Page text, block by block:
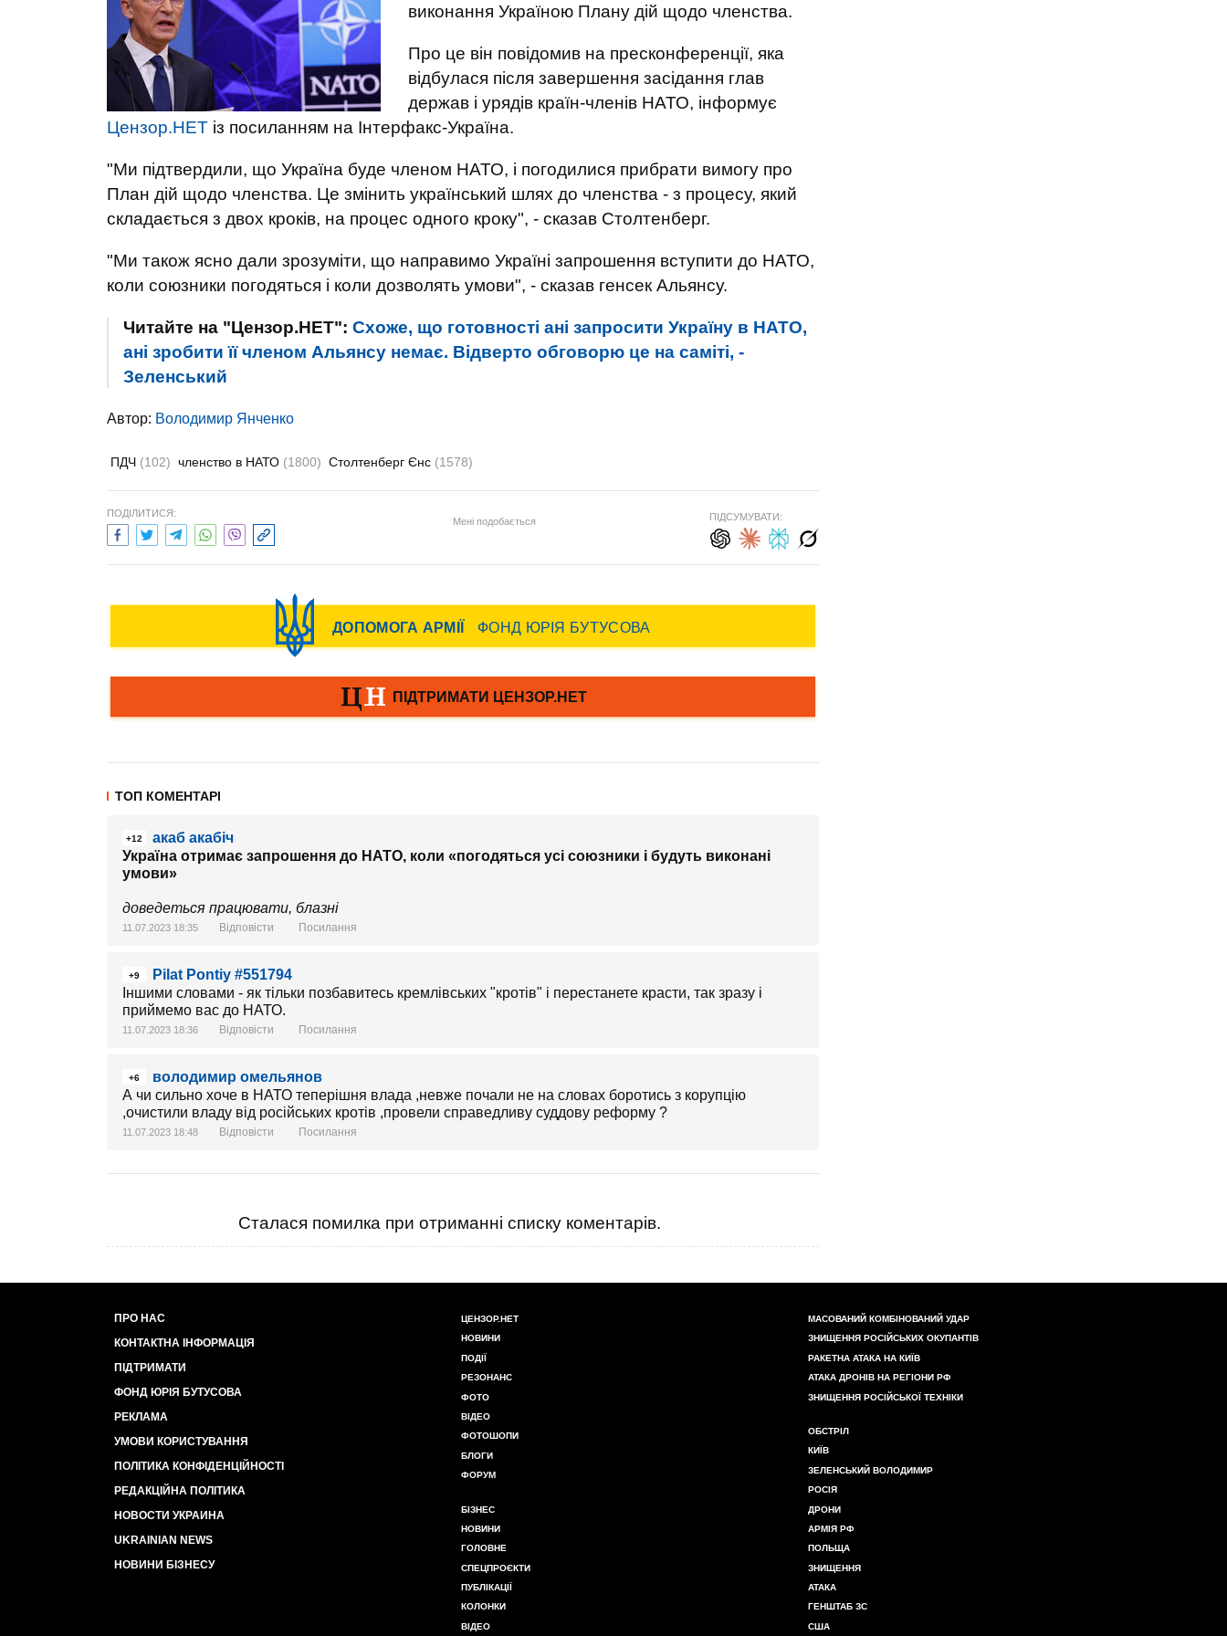
виконання Україною Плану дій щодо членства.
Про це він повідомив на пресконференції, яка
відбулася після завершення засідання глав
держав і урядів країн-членів НАТО, інформує
Цензор.НЕТ із посиланням на Інтерфакс-Україна.
"Ми підтвердили, що Україна буде членом НАТО, і погодилися прибрати вимогу про
План дій щодо членства. Це змінить український шлях до членства - з процесу, який
складається з двох кроків, на процес одного кроку", - сказав Столтенберг.
"Ми також ясно дали зрозуміти, що направимо Україні запрошення вступити до НАТО,
коли союзники погодяться і коли дозволять умови", - сказав генсек Альянсу.
Читайте на "Цензор.НЕТ": Схоже, що готовності ані запросити Україну в НАТО,
ані зробити її членом Альянсу немає. Відверто обговорю це на саміті, -
Зеленський
Автор: Володимир Янченко
ПДЧ (102) членство в НАТО (1800) Столтенберг Єнс (1578)
ПОДІЛИТИСЯ:
Мені подобається ПІДСУМУВАТИ:
ТОП КОМЕНТАРІ
+12
акаб акабіч
Україна отримає запрошення до НАТО, коли «погодяться усі союзники і будуть виконані
умови»
доведеться працювати, блазні
11.07.2023 18:35 Відповісти Посилання
+9
Pilat Pontiy #551794
Іншими словами - як тільки позбавитесь кремлівських "кротів" і перестанете красти, так зразу і
приймемо вас до НАТО.
11.07.2023 18:36 Відповісти Посилання
+6
володимир омельянов
А чи сильно хоче в НАТО теперішня влада ,невже почали не на словах боротись з корупцію
,очистили владу від російських кротів ,провели справедливу суддову реформу ?
11.07.2023 18:48 Відповісти Посилання
Сталася помилка при отриманні списку коментарів.
ПРО НАС
КОНТАКТНА ІНФОРМАЦІЯ
ПІДТРИМАТИ
ФОНД ЮРІЯ БУТУСОВА
РЕКЛАМА
УМОВИ КОРИСТУВАННЯ
ПОЛІТИКА КОНФІДЕНЦІЙНОСТІ
РЕДАКЦІЙНА ПОЛІТИКА
НОВОСТИ УКРАИНА
UKRAINIAN NEWS
НОВИНИ БІЗНЕСУ
ЦЕНЗОР.НЕТ
НОВИНИ
ПОДІЇ
РЕЗОНАНС
ФОТО
ВІДЕО
ФОТОШОПИ
БЛОГИ
ФОРУМ
БІЗНЕС
НОВИНИ
ГОЛОВНЕ
СПЕЦПРОЄКТИ
ПУБЛІКАЦІЇ
КОЛОНКИ
ВІДЕО
МАСОВАНИЙ КОМБІНОВАНИЙ УДАР
ЗНИЩЕННЯ РОСІЙСЬКИХ ОКУПАНТІВ
РАКЕТНА АТАКА НА КИЇВ
АТАКА ДРОНІВ НА РЕГІОНИ РФ
ЗНИЩЕННЯ РОСІЙСЬКОЇ ТЕХНІКИ
ОБСТРІЛ
КИЇВ
ЗЕЛЕНСЬКИЙ ВОЛОДИМИР
РОСІЯ
ДРОНИ
АРМІЯ РФ
ПОЛЬЩА
ЗНИЩЕННЯ
АТАКА
ГЕНШТАБ ЗС
США